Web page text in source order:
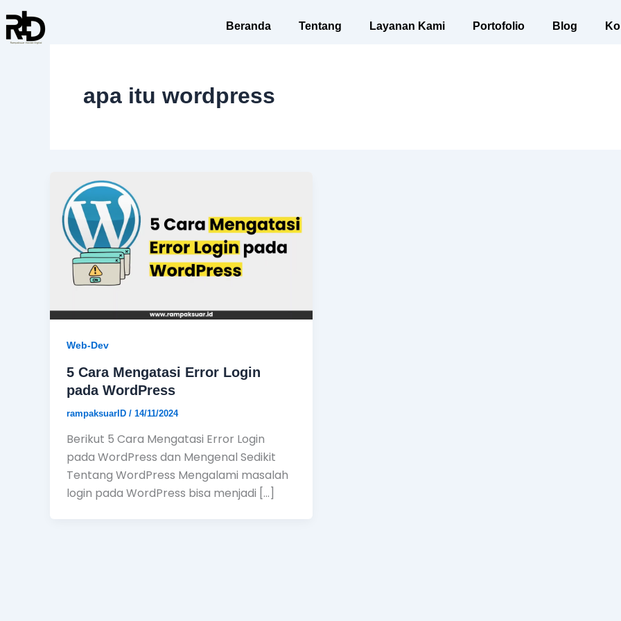
to
content
Beranda Tentang Layanan Kami Portofolio Blog
apa itu wordpress
Web-Dev
5 Cara Mengatasi Error Login
pada WordPress
rampaksuarID / 14/11/2024
Berikut 5 Cara Mengatasi Error Login
pada WordPress dan Mengenal Sedikit
Tentang WordPress Mengalami masalah
login pada WordPress bisa menjadi […]